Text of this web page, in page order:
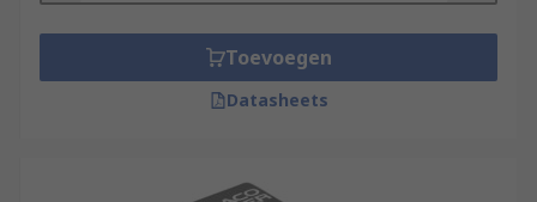
capacitors.
Toevoegen
Datasheets